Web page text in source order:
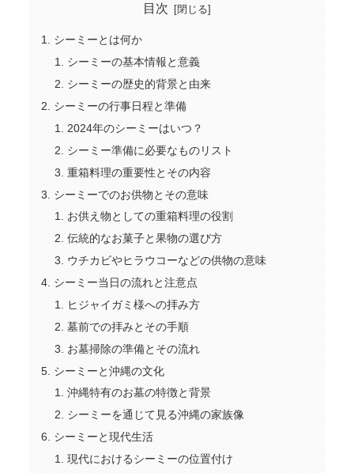
目次
シーミーとは何か
シーミーの基本情報と意義
シーミーの歴史的背景と由来
シーミーの行事日程と準備
2024年のシーミーはいつ？
シーミー準備に必要なものリスト
重箱料理の重要性とその内容
シーミーでのお供物とその意味
お供え物としての重箱料理の役割
伝統的なお菓子と果物の選び方
ウチカビやヒラウコーなどの供物の意味
シーミー当日の流れと注意点
ヒジャイガミ様への拝み方
墓前での拝みとその手順
お墓掃除の準備とその流れ
シーミーと沖縄の文化
沖縄特有のお墓の特徴と背景
シーミーを通じて見る沖縄の家族像
シーミーと現代生活
現代におけるシーミーの位置付け